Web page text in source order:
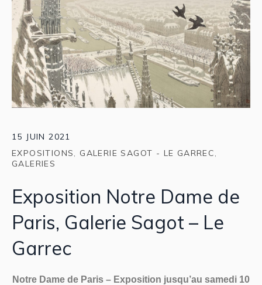
15 JUIN 2021
EXPOSITIONS, GALERIE SAGOT - LE GARREC,
GALERIES
Exposition Notre Dame de
Paris, Galerie Sagot – Le
Garrec
Notre Dame de Paris – Exposition jusqu’au samedi 10